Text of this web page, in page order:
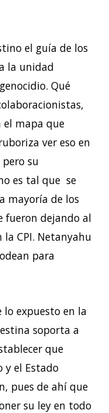
el guía de los
la unidad
Qué
el mapa que
ver eso en
su
es tal que se
mayoría de los
fueron dejando al
CPI. Netanyahu
para
lo expuesto en la
soporta a
que
y el Estado
pues de ahí que
su ley en todo